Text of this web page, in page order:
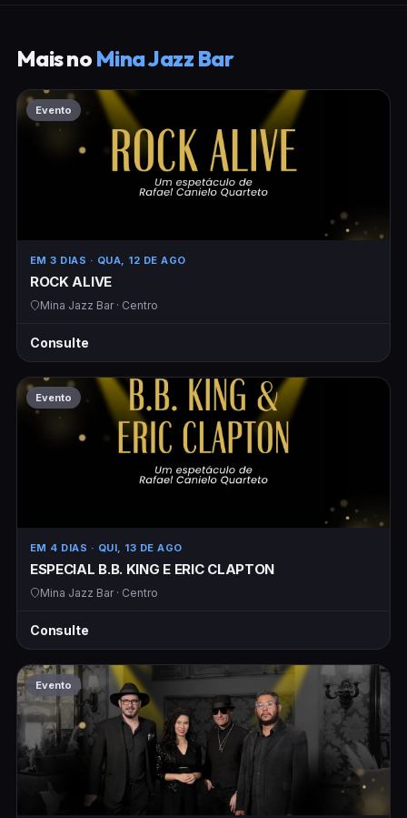
Mais no Mina Jazz Bar
Evento
EM 3 DIAS · QUA, 12 DE AGO
ROCK ALIVE
Mina Jazz Bar · Centro
Consulte
Evento
EM 4 DIAS · QUI, 13 DE AGO
ESPECIAL B.B. KING E ERIC CLAPTON
Mina Jazz Bar · Centro
Consulte
Evento